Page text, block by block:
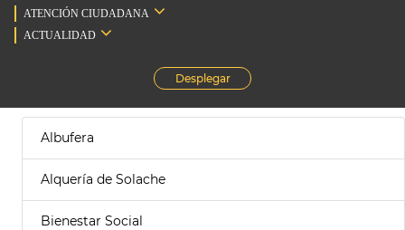
ATENCIÓN CIUDADANA
ACTUALIDAD
Desplegar
Albufera
Alquería de Solache
Bienestar Social